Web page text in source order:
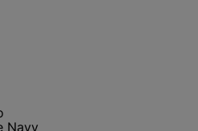
Navy